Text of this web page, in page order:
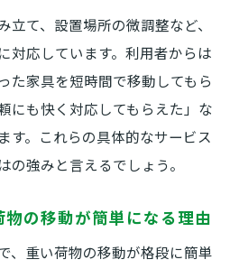
立て、設置場所の微調整など、
対応しています。利用者からは
た家具を短時間で移動してもら
にも快く対応してもらえた」な
す。これらの具体的なサービス
の強みと言えるでしょう。
の移動が簡単になる理由
、重い荷物の移動が格段に簡単